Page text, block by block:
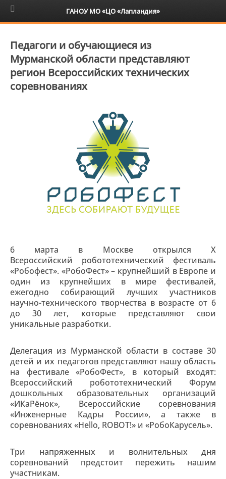
6+
Педагоги и обучающиеся из
Мурманской области представляют
регион Всероссийских технических
соревнованиях
6 марта в Москве открылся X
Всероссийский робототехнический фестиваль
«Робофест». «РобоФест» – крупнейший в Европе и
один из крупнейших в мире фестивалей,
ежегодно собирающий лучших участников
научно-технического творчества в возрасте от 6
до 30 лет, которые представляют свои
уникальные разработки.
Делегация из Мурманской области в составе 30
детей и их педагогов представляют нашу область
на фестивале «РобоФест», в который входят:
Всероссийский робототехнический Форум
дошкольных образовательных организаций
«ИКаРёнок», Всероссийские соревнования
«Инженерные Кадры России», а также в
соревнованиях «Hello, ROBOT!» и «РобоКарусель».
Три напряженных и волнительных дня
соревнований предстоит пережить нашим
участникам.
ГАНОУ МО «ЦО «Лапландия»